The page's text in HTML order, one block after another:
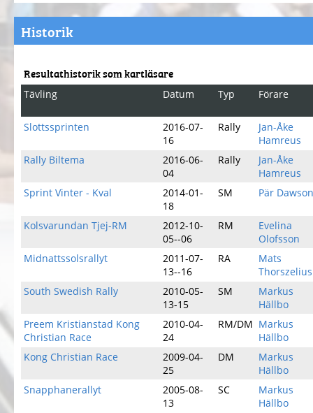
Historik
Resultathistorik som kartläsare
Tävling Datum Typ Förare
Slottssprinten
2016-07-
16
Rally
Jan-Åke
Hamreus
Rally Biltema
2016-06-
04
Rally
Jan-Åke
Hamreus
Sprint Vinter - Kval
2014-01-
18
SM Pär Dawson
Kolsvarundan Tjej-RM
2012-10-
05--06
RM
Evelina
Olofsson
Midnattssolsrallyt
2011-07-
13--16
RA
Mats
Thorszelius
South Swedish Rally
2010-05-
13-15
SM
Markus
Hällbo
Preem Kristianstad Kong
Christian Race
2010-04-
24
RM/DM Markus
Hällbo
Kong Christian Race
2009-04-
25
DM
Markus
Hällbo
Snapphanerallyt
2005-08-
13
SC
Markus
Hällbo